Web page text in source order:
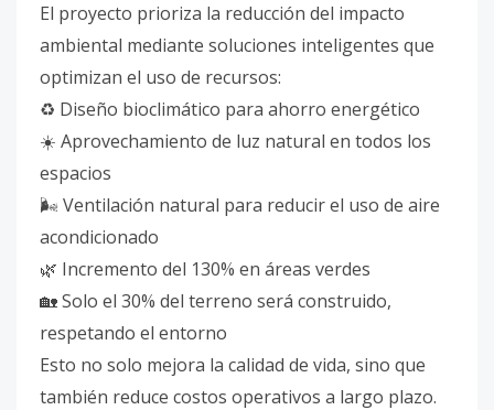
El proyecto prioriza la reducción del impacto
ambiental mediante soluciones inteligentes que
optimizan el uso de recursos:
♻️ Diseño bioclimático para ahorro energético
☀️ Aprovechamiento de luz natural en todos los
espacios
🌬️ Ventilación natural para reducir el uso de aire
acondicionado
🌿 Incremento del 130% en áreas verdes
🏡 Solo el 30% del terreno será construido,
respetando el entorno
Esto no solo mejora la calidad de vida, sino que
también reduce costos operativos a largo plazo.